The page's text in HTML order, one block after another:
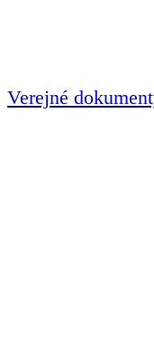
Verejné